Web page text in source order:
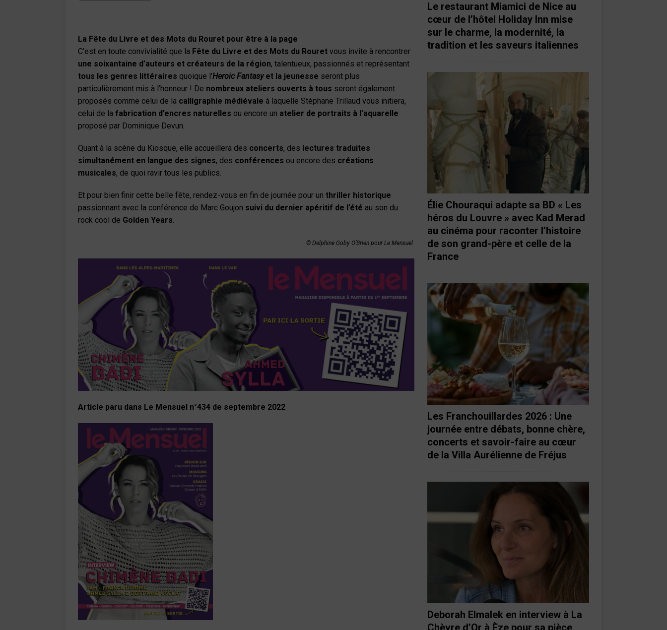
La Fête du Livre et des Mots du Rouret pour être à la page
C’est en toute convivialité que la Fête du Livre et des Mots du Rouret vous invite à rencontrer
une soixantaine d’auteurs et créateurs de la région, talentueux, passionnés et représentant
tous les genres littéraires quoique l’Heroic Fantasy et la jeunesse seront plus
particulièrement mis à l’honneur ! De nombreux ateliers ouverts à tous seront également
proposés comme celui de la calligraphie médiévale à laquelle Stéphane Trillaud vous initiera,
celui de la fabrication d’encres naturelles ou encore un atelier de portraits à l’aquarelle
proposé par Dominique Devun.
Quant à la scène du Kiosque, elle accueillera des concerts, des lectures traduites
simultanément en langue des signes, des conférences ou encore des créations
musicales, de quoi ravir tous les publics.
Et pour bien finir cette belle fête, rendez-vous en fin de journée pour un thriller historique
passionnant avec la conférence de Marc Goujon suivi du dernier apéritif de l’été au son du
rock cool de Golden Years.
© Delphine Goby O’Brien pour Le Mensuel
Article paru dans Le Mensuel n°434 de septembre 2022
Le restaurant Miamici de Nice au
cœur de l’hôtel Holiday Inn mise
sur le charme, la modernité, la
tradition et les saveurs italiennes
Élie Chouraqui adapte sa BD « Les
héros du Louvre » avec Kad Merad
au cinéma pour raconter l’histoire
de son grand-père et celle de la
France
Les Franchouillardes 2026 : Une
journée entre débats, bonne chère,
concerts et savoir-faire au cœur
de la Villa Aurélienne de Fréjus
Deborah Elmalek en interview à La